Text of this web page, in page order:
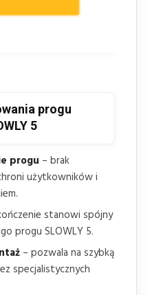
krawędzie
progu
5
progu – brak
użytkowników i
stanowi spójny
progu SLOWLY 5.
– pozwala na szybką
specjalistycznych